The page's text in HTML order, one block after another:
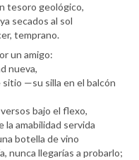
tesoro geológico,
secados al sol
temprano.
un amigo:
nueva,
—su silla en el balcón
bajo el flexo,
la amabilidad servida
botella de vino
nunca llegarías a probarlo;